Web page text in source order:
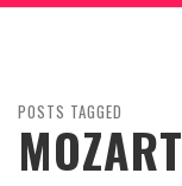
POSTS TAGGED
MOZART